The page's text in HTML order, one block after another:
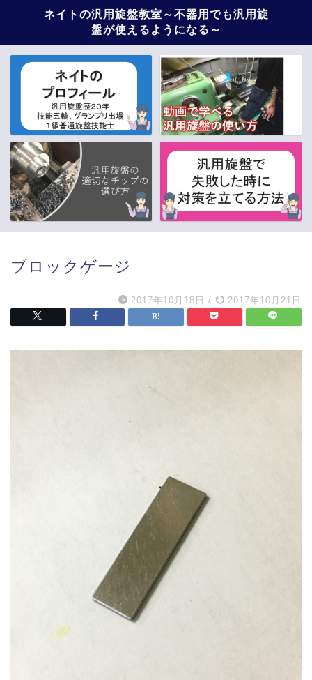
ネイトの汎用旋盤教室～不器用でも汎用旋
盤が使えるようになる～
ブロックゲージ
2017年10月18日 / 2017年10月21日